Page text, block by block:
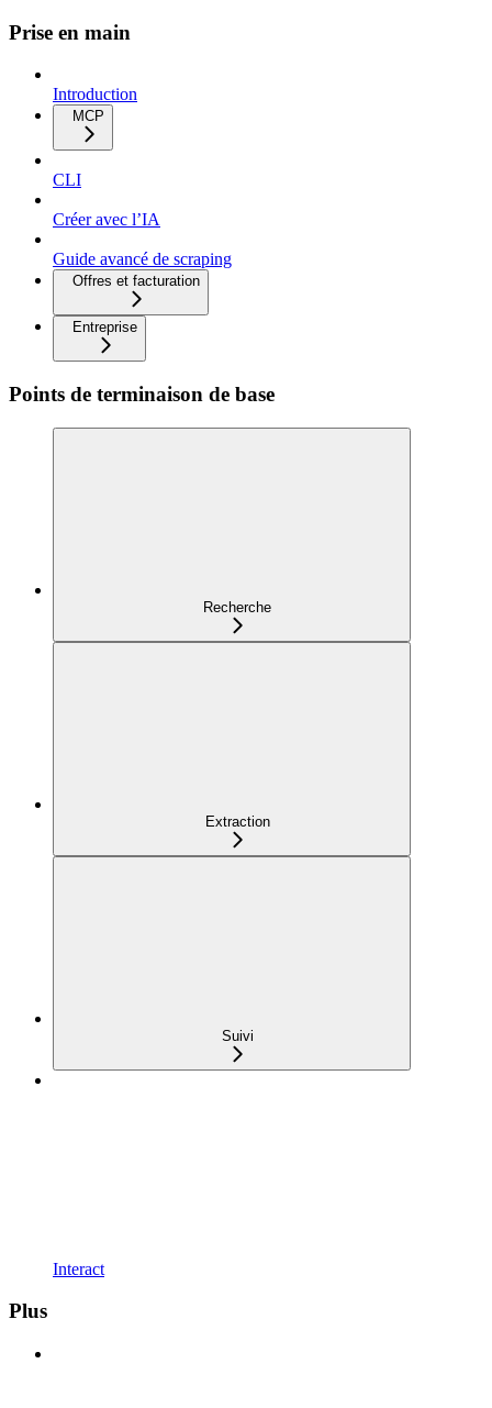
Prise en main
Introduction
MCP
CLI
Créer avec l’IA
Guide avancé de scraping
Offres et facturation
Entreprise
Points de terminaison de base
Recherche
Extraction
Suivi
Interact
Plus